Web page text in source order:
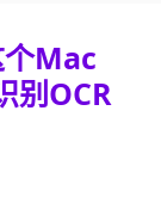
Mac
别OCR